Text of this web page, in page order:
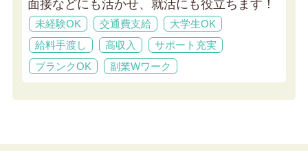
面接などにも活かせ、就活にも役立ちます！
未経験OK 交通費支給
大学生OK
給料手渡し
高収入
サポート充実
ブランクOK
副業Wワーク